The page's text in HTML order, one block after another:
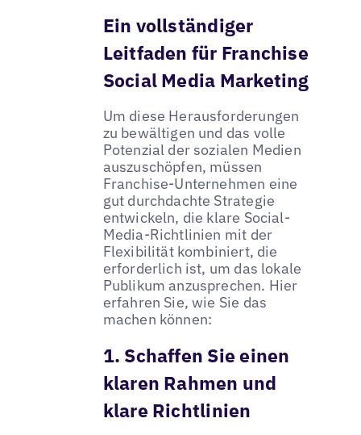
Ein vollständiger
Leitfaden für Franchise
Social Media Marketing
Um diese Herausforderungen
zu bewältigen und das volle
Potenzial der sozialen Medien
auszuschöpfen, müssen
Franchise-Unternehmen eine
gut durchdachte Strategie
entwickeln, die klare Social-
Media-Richtlinien mit der
Flexibilität kombiniert, die
erforderlich ist, um das lokale
Publikum anzusprechen. Hier
erfahren Sie, wie Sie das
machen können:
1. Schaffen Sie einen
klaren Rahmen und
klare Richtlinien